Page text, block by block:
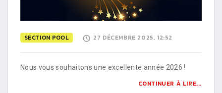
SECTION POOL 27 DÉCEMBRE 2025, 12:52
Nous vous souhaitons une excellente année 2026 !
CONTINUER À LIRE...